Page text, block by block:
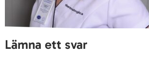
Lämna ett svar